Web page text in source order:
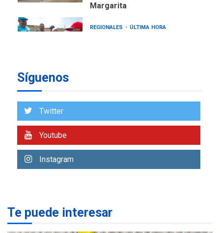
Margarita
REGIONALES ÚLTIMA HORA
1
estados afectados por los
LATINOAMÉRICA Y CARIBE
Síguenos
Twitter
Youtube
Instagram
Te puede interesar